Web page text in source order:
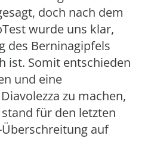
doch nach dem
wurde uns klar,
des Berninagipfels
ist. Somit entschieden
und eine
zu machen,
für den letzten
auf